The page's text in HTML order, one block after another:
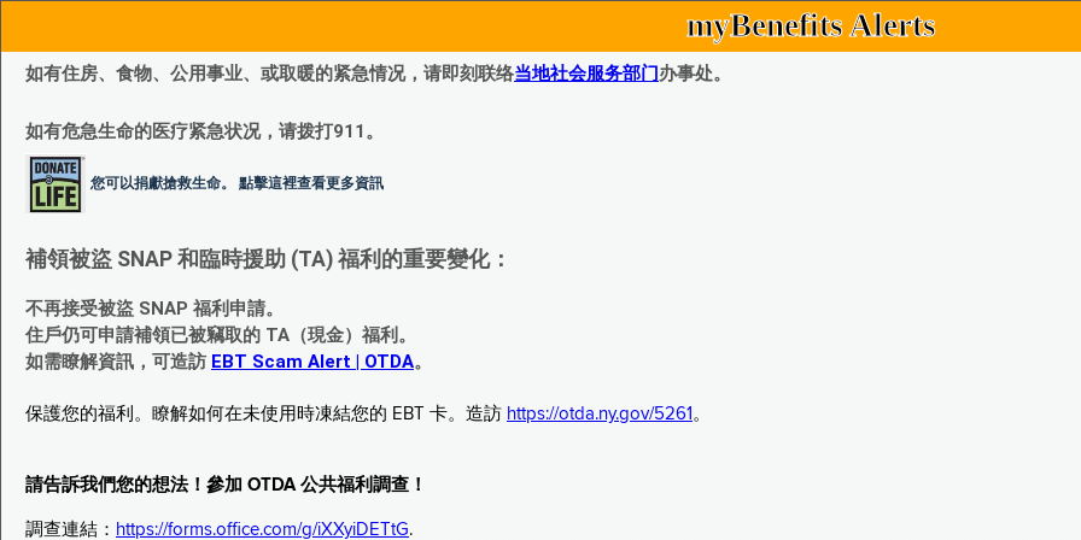
myBenefits Alerts
如有住房、食物、公用事业、或取暖的紧急情况，请即刻联络当地社会服务部门办事处。
如有危急生命的医疗紧急状况，请拨打911。
您可以捐獻搶救生命。 點擊這裡查看更多資訊
補領被盜 SNAP 和臨時援助 (TA) 福利的重要變化：
不再接受被盜 SNAP 福利申請。
住戶仍可申請補領已被竊取的 TA（現金）福利。
如需瞭解資訊，可造訪 EBT Scam Alert | OTDA。
保護您的福利。瞭解如何在未使用時凍結您的 EBT 卡。造訪 https://otda.ny.gov/5261 。
請告訴我們您的想法！參加 OTDA 公共福利調查！
調查連結： https://forms.office.com/g/iXXyiDETtG.